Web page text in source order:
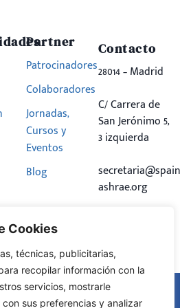
Cookies
técnicas, publicitarias,
recopilar información con la
servicios, mostrarle
sus preferencias y analizar
Partner
Patrocinadores
Colaboradores
Jornadas,
Cursos y
Eventos
Blog
Contacto
28014 – Madrid
C/ Carrera de
San Jerónimo 5,
3 izquierda
ashrae.org
Aviso Legal